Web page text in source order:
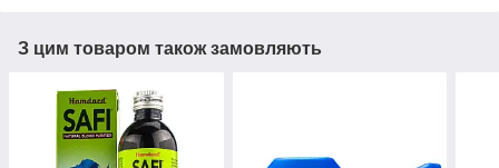
З цим товаром також замовляють